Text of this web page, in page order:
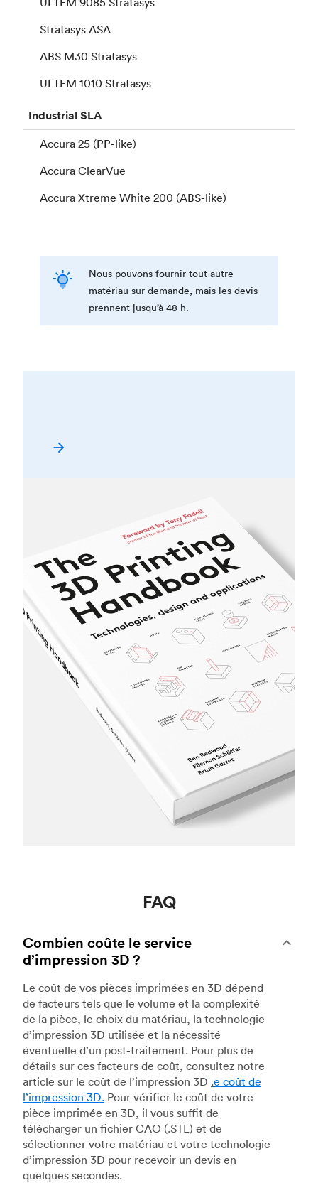
Stratasys ASA
ABS M30 Stratasys
ULTEM 1010 Stratasys
IndustrialSLA
Accura 25 (PP-like)
Accura ClearVue
Accura Xtreme White 200 (ABS-like)
Nous pouvons fournir tout autre
matériau sur demande, mais les devis
prennent jusqu’à 48 h.
FAQ
Combien coûte le service
d’impression 3D ?
Le coût de vos pièces imprimées en 3D dépend
de facteurs tels que le volume et la complexité
de la pièce, le choix du matériau, la technologie
d’impression 3D utilisée et la nécessité
éventuelle d’un post-traitement. Pour plus de
détails sur ces facteurs de coût, consultez notre
article sur le coût de l’impression 3D .e coût de
l’impression 3D. Pour vérifier le coût de votre
pièce imprimée en 3D, il vous suffit de
télécharger un fichier CAO (.STL) et de
sélectionner votre matériau et votre technologie
d’impression 3D pour recevoir un devis en
quelques secondes.